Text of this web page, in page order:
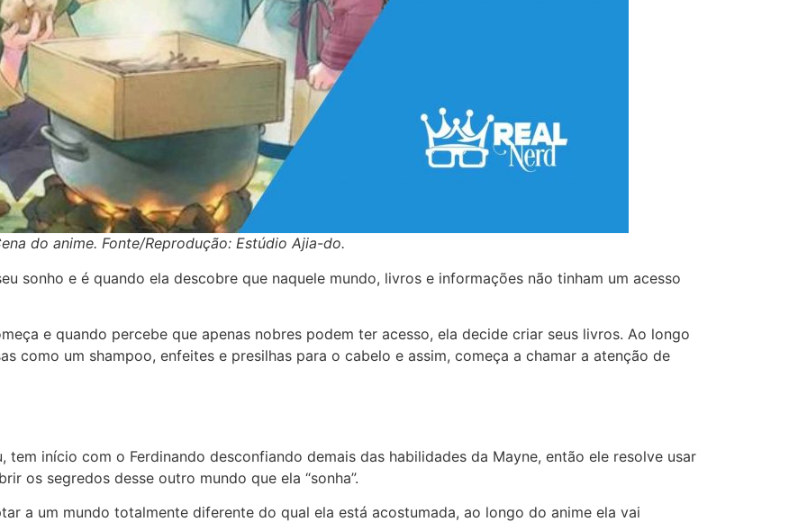
do anime. Fonte/Reprodução: Estúdio Ajia-do.
sonho e é quando ela descobre que naquele mundo, livros e informações não tinham um acesso
e quando percebe que apenas nobres podem ter acesso, ela decide criar seus livros. Ao longo
como um shampoo, enfeites e presilhas para o cabelo e assim, começa a chamar a atenção de
tem início com o Ferdinando desconfiando demais das habilidades da Mayne, então ele resolve usar
os segredos desse outro mundo que ela “sonha”.
a um mundo totalmente diferente do qual ela está acostumada, ao longo do anime ela vai